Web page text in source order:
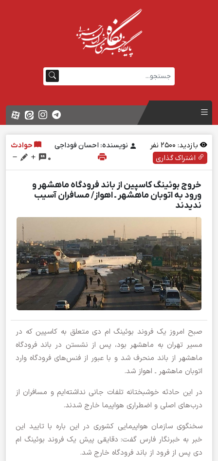
بازدید: نفر نویسنده: احسان فوداجی
حوادث
اشتراک گذاری
0
خروج بوئینگ کاسپین از باند فرودگاه ماهشهر و
ورود به اتوبان ماهشهر ـ اهواز/ مسافران آسیب
ندیدند
صبح امروز یک فروند بوئینگ ام دی متعلق به کاسپین که در
مسیر تهران به ماهشهر بود، پس از نشستن در باند فرودگاه
ماهشهر از باند منحرف شد و با عبور از فنس‌های فرودگاه وارد
اتوبان ماهشهر ـ اهواز شد.
در این حادثه خوشبختانه تلفات جانی نداشته‌ایم و مسافران از
درب‌های اصلی و اضطراری هواپیما خارج شدند.
سخنگوی سازمان هواپیمایی کشوری در این باره با تایید این
خبر به خبرنگار فارس گفت: دقایقی پیش یک فروند بوئینگ ام
دی پس از فرود از باند فرودگاه خارج شد.